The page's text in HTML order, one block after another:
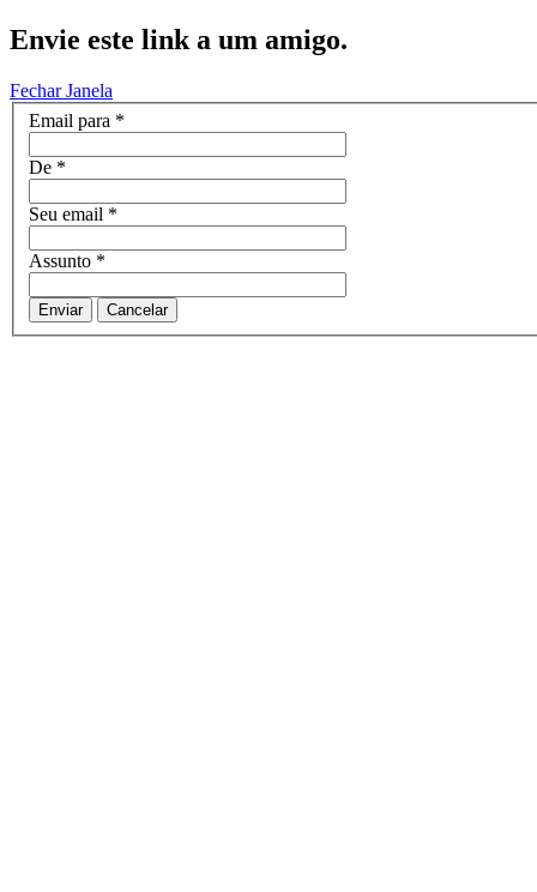
Envie este link a um amigo.
Fechar Janela
Email para *
De *
Seu email *
Assunto *
Enviar Cancelar